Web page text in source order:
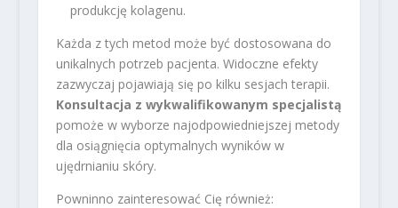
produkcję kolagenu.
Każda z tych metod może być dostosowana do
unikalnych potrzeb pacjenta. Widoczne efekty
zazwyczaj pojawiają się po kilku sesjach terapii.
Konsultacja z wykwalifikowanym specjalistą
pomoże w wyborze najodpowiedniejszej metody
dla osiągnięcia optymalnych wyników w
ujędrnianiu skóry.
Powninno zainteresować Cię również: